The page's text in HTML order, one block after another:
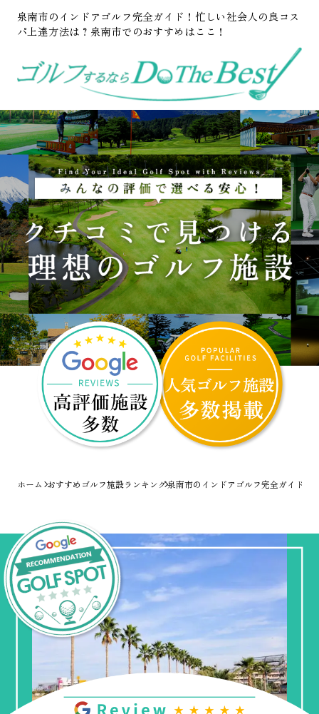
泉南市のインドアゴルフ完全ガイド！忙しい社会人の良コス
パ上達方法は？泉南市でのおすすめはここ！
ホーム おすすめゴルフ施設ランキング泉南市のインドアゴルフ完全ガイド！